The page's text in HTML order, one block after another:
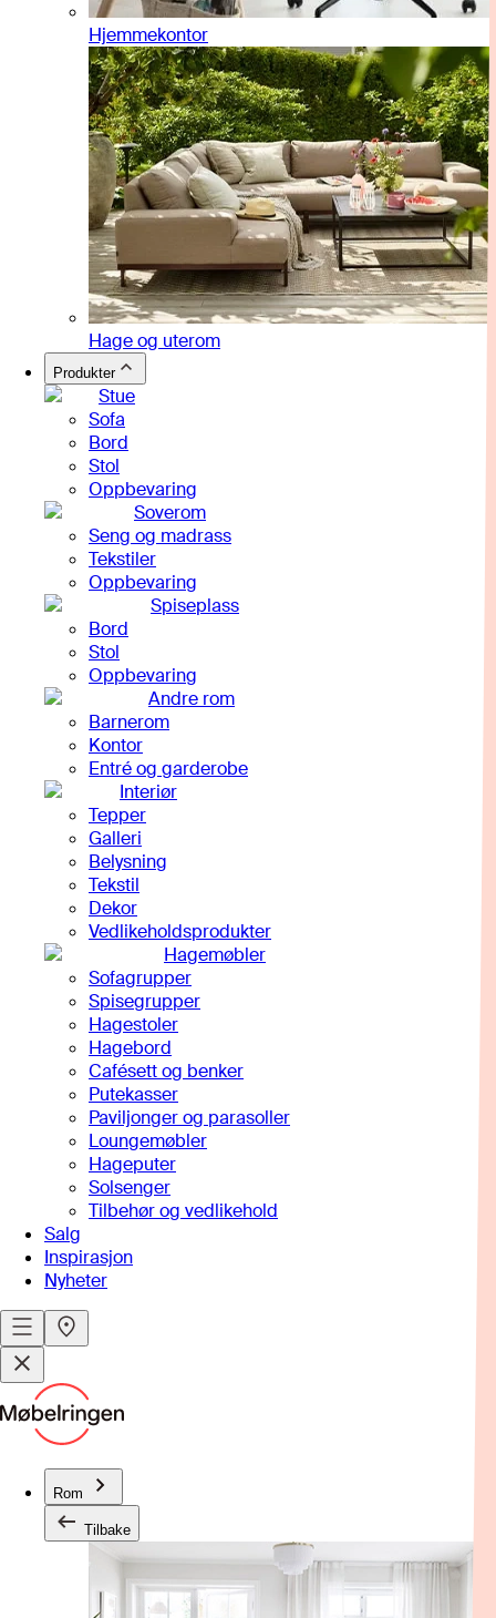
Hjemmekontor
Hage og uterom
Produkter
Stue
Sofa
Bord
Stol
Oppbevaring
Soverom
Seng og madrass
Tekstiler
Oppbevaring
Spiseplass
Bord
Stol
Oppbevaring
Andre rom
Barnerom
Kontor
Entré og garderobe
Interiør
Tepper
Galleri
Belysning
Tekstil
Dekor
Vedlikeholdsprodukter
Hagemøbler
Sofagrupper
Spisegrupper
Hagestoler
Hagebord
Cafésett og benker
Putekasser
Paviljonger og parasoller
Loungemøbler
Hageputer
Solsenger
Tilbehør og vedlikehold
Salg
Inspirasjon
Nyheter
Rom
Tilbake